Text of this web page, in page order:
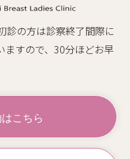
診の方は診察終了間際に
ますので、30分ほどお早
こちら